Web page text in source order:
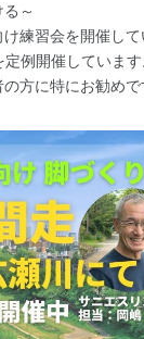
～
練習会を開催し
例開催していま
方に特にお勧めで